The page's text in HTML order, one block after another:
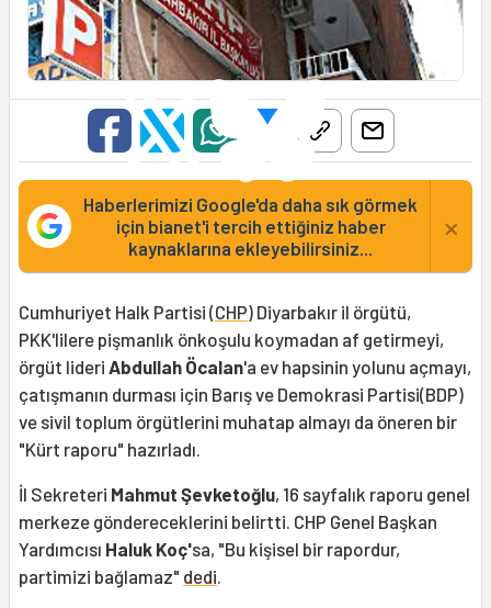
Haberlerimizi Google'da daha sık görmek
için bianet'i tercih ettiğiniz haber
kaynaklarına ekleyebilirsiniz...
×
Cumhuriyet Halk Partisi (CHP) Diyarbakır il örgütü,
PKK'lilere pişmanlık önkoşulu koymadan af getirmeyi,
örgüt lideri Abdullah Öcalan'a ev hapsinin yolunu açmayı,
çatışmanın durması için Barış ve Demokrasi Partisi(BDP)
ve sivil toplum örgütlerini muhatap almayı da öneren bir
"Kürt raporu" hazırladı.
İl Sekreteri Mahmut Şevketoğlu, 16 sayfalık raporu genel
merkeze göndereceklerini belirtti. CHP Genel Başkan
Yardımcısı Haluk Koç'sa, "Bu kişisel bir rapordur,
partimizi bağlamaz" dedi.